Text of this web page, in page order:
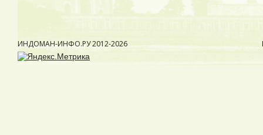
ИНДОМАН-ИНФО.РУ2012-2026